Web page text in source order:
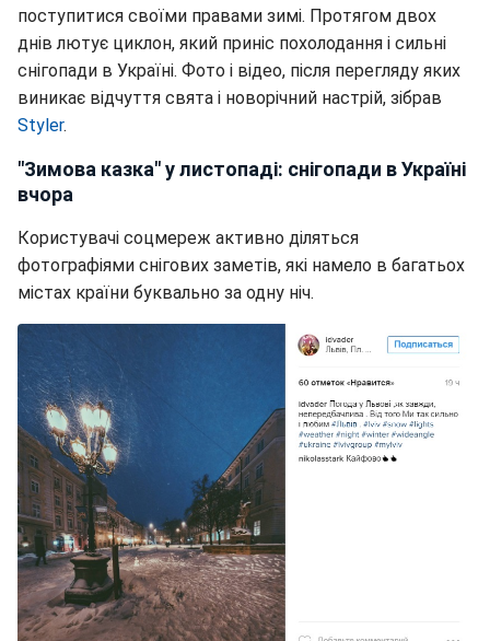
поступитися своїми правами зимі. Протягом двох
днів лютує циклон, який приніс похолодання і сильні
снігопади в Україні. Фото і відео, після перегляду яких
виникає відчуття свята і новорічний настрій, зібрав
Styler.
"Зимова казка" у листопаді: снігопади в Україні
вчора
Користувачі соцмереж активно діляться
фотографіями снігових заметів, які намело в багатьох
містах країни буквально за одну ніч.